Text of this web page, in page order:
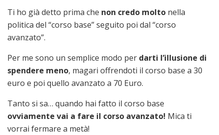
Ti ho già detto prima che non credo molto nella
politica del “corso base” seguito poi dal “corso
avanzato”.
Per me sono un semplice modo per darti l’illusione di
spendere meno, magari offrendoti il corso base a 30
euro e poi quello avanzato a 70 Euro.
Tanto si sa… quando hai fatto il corso base
ovviamente vai a fare il corso avanzato! Mica ti
vorrai fermare a metà!